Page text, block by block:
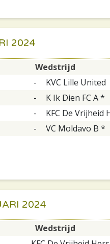
2024
Wedstrijd
- KVC Lille United
- K Ik Dien FC A *
- KFC De Vrijheid
- VC Moldavo B *
2024
Wedstrijd